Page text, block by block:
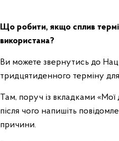
Що робити, якщо сплив
використана?
Ви можете звернутись до
тридцятиденного терміну
Там, поруч із вкладками «Мої
після чого напишіть
причини.